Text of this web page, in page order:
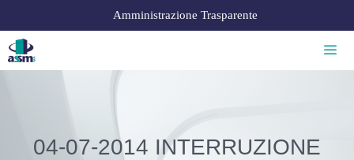
Amministrazione Trasparente
04-07-2014 INTERRUZIONE